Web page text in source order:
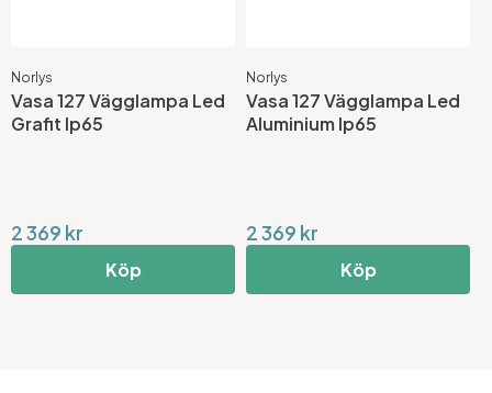
Norlys
Vasa 127 Vägglampa Led
Grafit Ip65
2 369 kr
Köp
Norlys
Vasa 127 Vägglampa Led
Aluminium Ip65
2 369 kr
Köp